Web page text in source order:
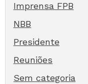
Imprensa FPB
NBB
Presidente
Reuniões
Sem categoria